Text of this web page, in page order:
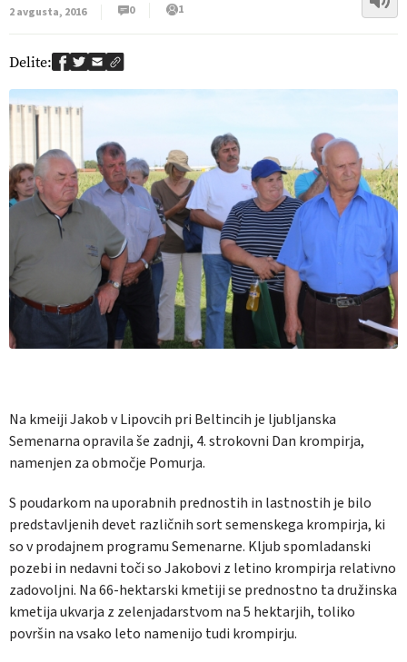
2 avgusta, 2016
0 1
Delite:
Na kmeiji Jakob v Lipovcih pri Beltincih je ljubljanska
Semenarna opravila še zadnji, 4. strokovni Dan krompirja,
namenjen za območje Pomurja.
S poudarkom na uporabnih prednostih in lastnostih je bilo
predstavljenih devet različnih sort semenskega krompirja, ki
so v prodajnem programu Semenarne. Kljub spomladanski
pozebi in nedavni toči so Jakobovi z letino krompirja relativno
zadovoljni. Na 66-hektarski kmetiji se prednostno ta družinska
kmetija ukvarja z zelenjadarstvom na 5 hektarjih, toliko
površin na vsako leto namenijo tudi krompirju.